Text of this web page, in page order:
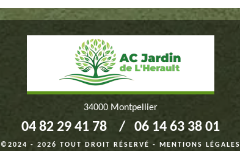
34000 Montpellier
04 82 29 41 78 / 06 14 63 38 01
©2024 - 2026 TOUT DROIT RÉSERVÉ - MENTIONS LÉGALES